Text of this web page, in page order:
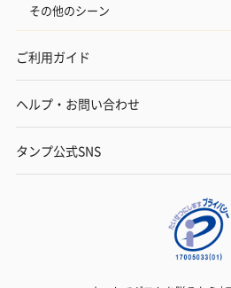
その他のシーン
ご利用ガイド
ヘルプ・お問い合わせ
タンプ公式SNS